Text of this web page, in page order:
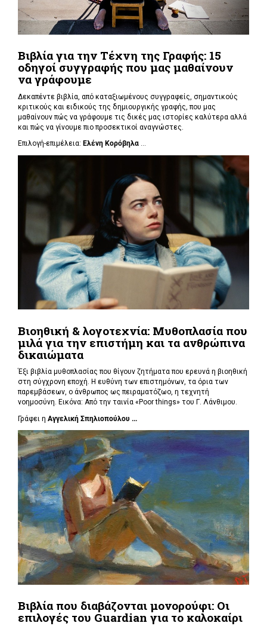
Βιβλία για την Τέχνη της Γραφής: 15
οδηγοί συγγραφής που μας μαθαίνουν
να γράφουμε
Δεκαπέντε βιβλία, από καταξιωμένους συγγραφείς, σημαντικούς
κριτικούς και ειδικούς της δημιουργικής γραφής, που μας
μαθαίνουν πώς να γράφουμε τις δικές μας ιστορίες καλύτερα αλλά
και πώς να γίνουμε πιο προσεκτικοί αναγνώστες.
Επιλογή-επιμέλεια: Ελένη Κορόβηλα ...
Βιοηθική & λογοτεχνία: Μυθοπλασία που
μιλά για την επιστήμη και τα ανθρώπινα
δικαιώματα
Έξι βιβλία μυθοπλασίας που θίγουν ζητήματα που ερευνά η βιοηθική
στη σύγχρονη εποχή. Η ευθύνη των επιστημόνων, τα όρια των
παρεμβάσεων, ο άνθρωπος ως πειραματόζωο, η τεχνητή
νοημοσύνη. Εικόνα: Από την ταινία «Poor things» του Γ. Λάνθιμου.
Γράφει η Αγγελική Σπηλιοπούλου ...
Βιβλία που διαβάζονται μονορούφι: Οι
επιλογές του Guardian για το καλοκαίρι